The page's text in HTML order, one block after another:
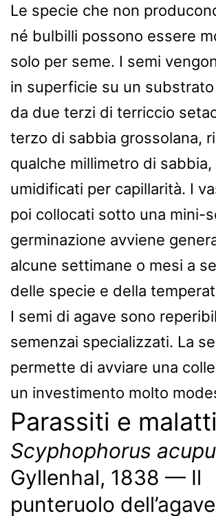
Le specie che non
né bulbilli possono essere
solo per seme. I semi
in superficie su un
da due terzi di terriccio
terzo di sabbia grossolana,
qualche millimetro di sabbia,
umidificati per capillarità. I
poi collocati sotto una mini-
germinazione avviene
alcune settimane o mesi a
delle specie e della
I semi di agave sono
semenzai specializzati. La
permette di avviare una
un investimento molto
Parassiti e
Scyphophorus
Gyllenhal, 1838 — Il
punteruolo dell’agave